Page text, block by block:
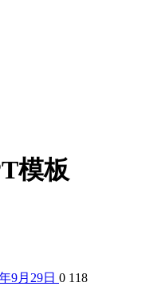
模板
9月29日 0 118